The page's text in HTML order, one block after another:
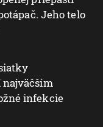
Jeho telo
infekcie